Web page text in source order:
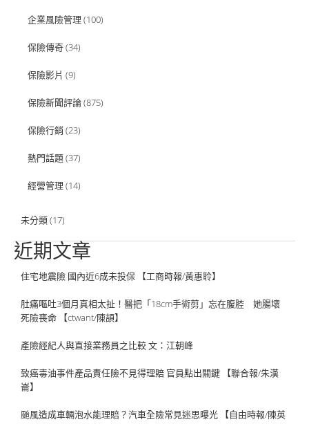
企業風險管理 (100)
保險傳奇(34)
保險影片 (9)
保險新聞評論(875)
保險行銷 (23)
熱門話題(37)
經營管理 (14)
未分類(17)
近期文章
住宅地震險 國內近6成未投保 【工商時報/黃惠聆】
肚痛嘔吐3個月真相太扯！醫把「18cm手術剪」忘在腹腔 她腸壞
死險喪命 【ctwant/陳頡】
產險經紀人與直接業務員之比較 文：江朝峰
致癌毒油事件產品責任險不見得理賠 官員點出關鍵 【聯合報/朱漢
崙】
颱風造成車輛泡水能理賠？汽車全險常見迷思曝光 【自由時報/陳英